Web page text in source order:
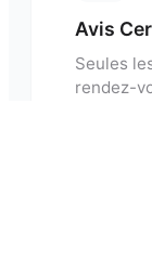
Avis
Seules
rendez-